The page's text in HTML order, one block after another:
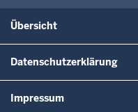
Übersicht
Datenschutzerklärung
Impressum